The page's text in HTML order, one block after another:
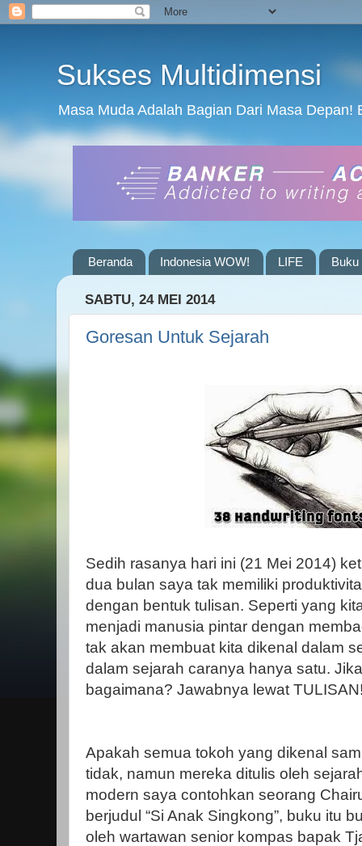
Sukses Multidimensi
Masa Muda Adalah Bagian Dari Masa Depan!
Beranda Indonesia WOW! LIFE Buku
SABTU, 24 MEI 2014
Goresan Untuk Sejarah
Sedih rasanya hari ini (21 Mei 2014)
dua bulan saya tak memiliki
dengan bentuk tulisan. Seperti yang
menjadi manusia pintar dengan
tak akan membuat kita dikenal dalam
dalam sejarah caranya hanya satu.
bagaimana? Jawabnya lewat
Apakah semua tokoh yang dikenal
tidak, namun mereka ditulis oleh
modern saya contohkan seorang
berjudul “Si Anak Singkong”, buku itu
oleh wartawan senior kompas bapak